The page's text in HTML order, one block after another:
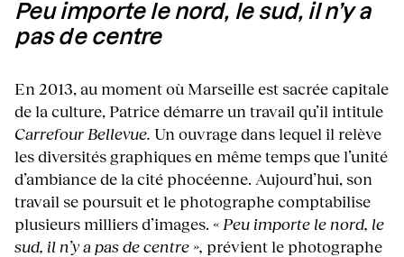
Peu importe le nord, le sud, il n’y a
pas de centre
En 2013, au moment où Marseille est sacrée capitale
de la culture, Patrice démarre un travail qu’il intitule
Carrefour Bellevue. Un ouvrage dans lequel il relève
les diversités graphiques en même temps que l’unité
d’ambiance de la cité phocéenne. Aujourd’hui, son
travail se poursuit et le photographe comptabilise
plusieurs milliers d’images. « Peu importe le nord, le
sud, il n’y a pas de centre », prévient le photographe